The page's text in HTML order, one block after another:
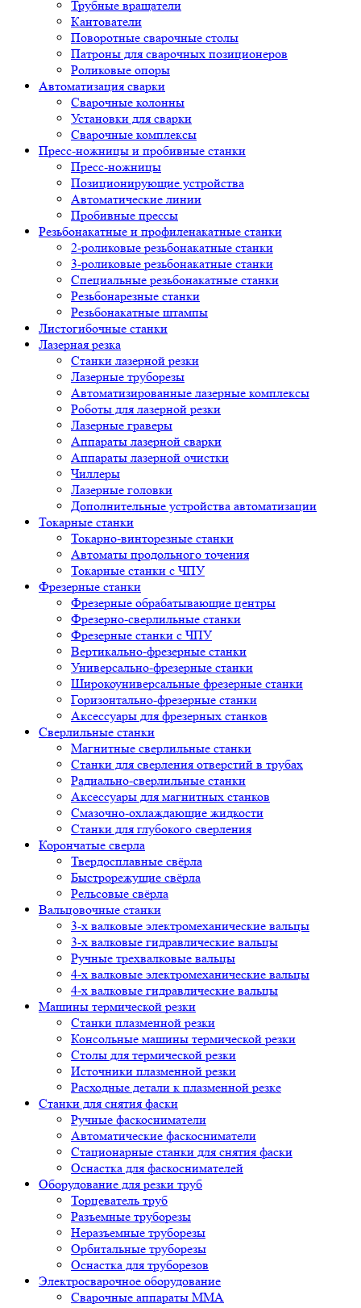
Трубные вращатели
Кантователи
Поворотные сварочные столы
Патроны для сварочных позиционеров
Роликовые опоры
Автоматизация сварки
Сварочные колонны
Установки для сварки
Сварочные комплексы
Пресс-ножницы и пробивные станки
Пресс-ножницы
Позиционирующие устройства
Автоматические линии
Пробивные прессы
Резьбонакатные и профиленакатные станки
2-роликовые резьбонакатные станки
3-роликовые резьбонакатные станки
Специальные резьбонакатные станки
Резьбонарезные станки
Резьбонакатные штампы
Листогибочные станки
Лазерная резка
Станки лазерной резки
Лазерные труборезы
Автоматизированные лазерные комплексы
Роботы для лазерной резки
Лазерные граверы
Аппараты лазерной сварки
Аппараты лазерной очистки
Чиллеры
Лазерные головки
Дополнительные устройства автоматизации
Токарные станки
Токарно-винторезные станки
Автоматы продольного точения
Токарные станки с ЧПУ
Фрезерные станки
Фрезерные обрабатывающие центры
Фрезерно-сверлильные станки
Фрезерные станки с ЧПУ
Вертикально-фрезерные станки
Универсально-фрезерные станки
Широкоуниверсальные фрезерные станки
Горизонтально-фрезерные станки
Аксессуары для фрезерных станков
Сверлильные станки
Магнитные сверлильные станки
Станки для сверления отверстий в трубах
Радиально-сверлильные станки
Аксессуары для магнитных станков
Смазочно-охлаждающие жидкости
Станки для глубокого сверления
Корончатые сверла
Твердосплавные свёрла
Быстрорежущие свёрла
Рельсовые свёрла
Вальцовочные станки
3-х валковые электромеханические вальцы
3-х валковые гидравлические вальцы
Ручные трехвалковые вальцы
4-х валковые электромеханические вальцы
4-х валковые гидравлические вальцы
Машины термической резки
Станки плазменной резки
Консольные машины термической резки
Столы для термической резки
Источники плазменной резки
Расходные детали к плазменной резке
Станки для снятия фаски
Ручные фаскосниматели
Автоматические фаскосниматели
Стационарные станки для снятия фаски
Оснастка для фаскоснимателей
Оборудование для резки труб
Торцеватель труб
Разъемные труборезы
Неразъемные труборезы
Орбитальные труборезы
Оснастка для труборезов
Электросварочное оборудование
Сварочные аппараты MMA